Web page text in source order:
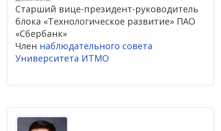
Старший вице-президент-руководитель
блока «Технологическое развитие» ПАО
«Сбербанк»
Член наблюдательного совета
Университета ИТМО